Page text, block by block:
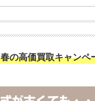
春の高価買取キャンペ